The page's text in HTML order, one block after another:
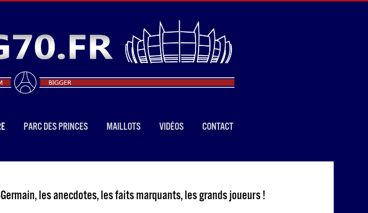
PARC DES PRINCES MAILLOTS VIDÉOS CONTACT
les anecdotes, les faits marquants, les grands joueurs !